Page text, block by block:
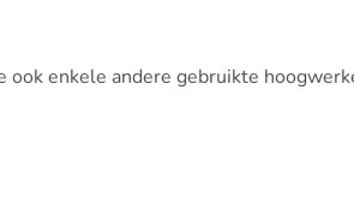
enkele andere gebruikte